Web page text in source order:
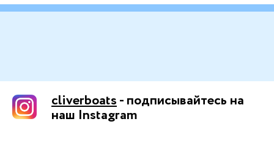
cliverboats- подписывайтесь на
наш Instagram